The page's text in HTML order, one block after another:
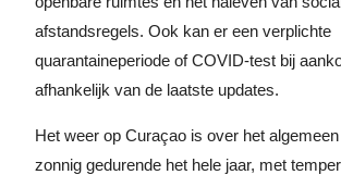
afstandsregels. Ook kan er een verplichte
quarantaineperiode of COVID-test bij
afhankelijk van de laatste updates.
Het weer op Curaçao is over het
zonnig gedurende het hele jaar, met